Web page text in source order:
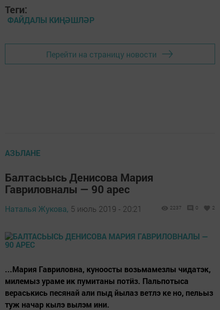
Теги:
ФАЙДАЛЫ КИҢӘШЛӘР
Перейти на страницу новости
АЗЬЛАНЕ
Балтасьысь Денисова Мария
Гавриловналы — 90 арес
Наталья Жукова, 5 июль 2019 - 20:21 2237 0 2
...Мария Гавриловна, куноосты возьмамезлы чидатэк,
милемыз ураме ик пумитаны потӥз. Пальпотыса
вераськись песянай али пыд йылаз ветлэ ке но, пельыз
туж начар кылэ вылэм ини.